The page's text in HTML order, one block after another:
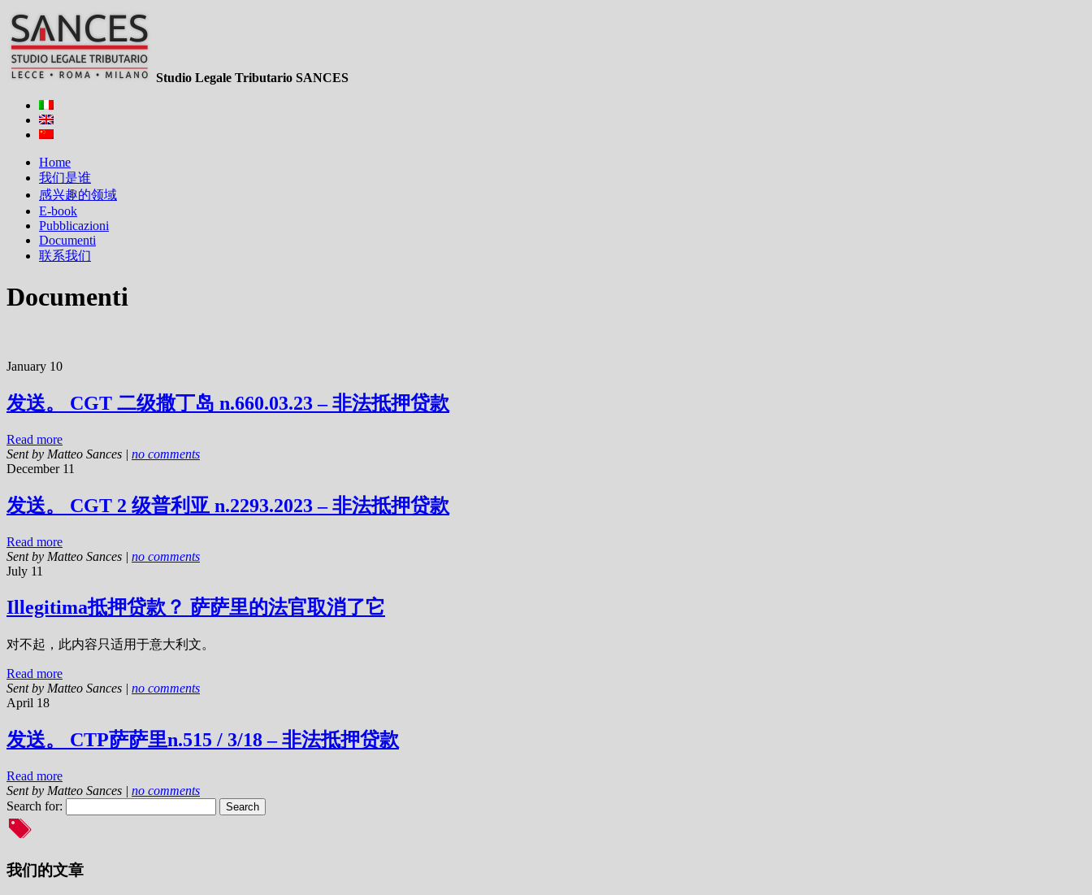
Studio Legale Tributario SANCES
Home
我们是谁
感兴趣的领域
E-book
Pubblicazioni
Documenti
联系我们
Documenti
January 10
发送。 CGT 二级撒丁岛 n.660.03.23 – 非法抵押贷款
Read more
Sent by Matteo Sances | no comments
December 11
发送。 CGT 2 级普利亚 n.2293.2023 – 非法抵押贷款
Read more
Sent by Matteo Sances | no comments
July 11
Illegitima抵押贷款？ 萨萨里的法官取消了它
对不起，此内容只适用于意大利文。
Read more
Sent by Matteo Sances | no comments
April 18
发送。 CTP萨萨里n.515 / 3/18 – 非法抵押贷款
Read more
Sent by Matteo Sances | no comments
Search for:
我们的文章